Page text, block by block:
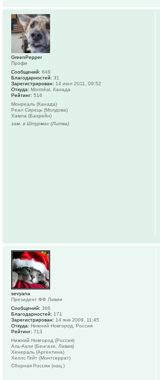
GreenPepper
Профи
Сообщений: 648
Благодарностей: 31
Зарегистрирован: 14 июл 2011, 09:52
Откуда: Montréal, Канада
Рейтинг: 516
Монреаль (Канада)
Реал Сирець (Молдова)
Хамла (Бахрейн)
зам. в Штурмас (Литва)
sevyana
Президент ФФ Ливии
Сообщений: 366
Благодарностей: 171
Зарегистрирован: 14 янв 2009, 11:45
Откуда: Нижний Новгород, Россия
Рейтинг: 713
Нижний Новгород (Россия)
Аль-Ахли (Бенгази, Ливия)
Хенераль (Аргентина)
Хеллс Гейт (Монтсеррат)
Сборная России (нац.)